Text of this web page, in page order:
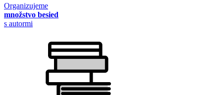
Organizujeme
množstvo besied
s autormi